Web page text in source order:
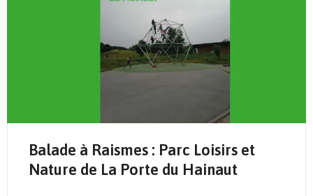
Send Mail
Balade à Raismes : Parc Loisirs et
Nature de La Porte du Hainaut